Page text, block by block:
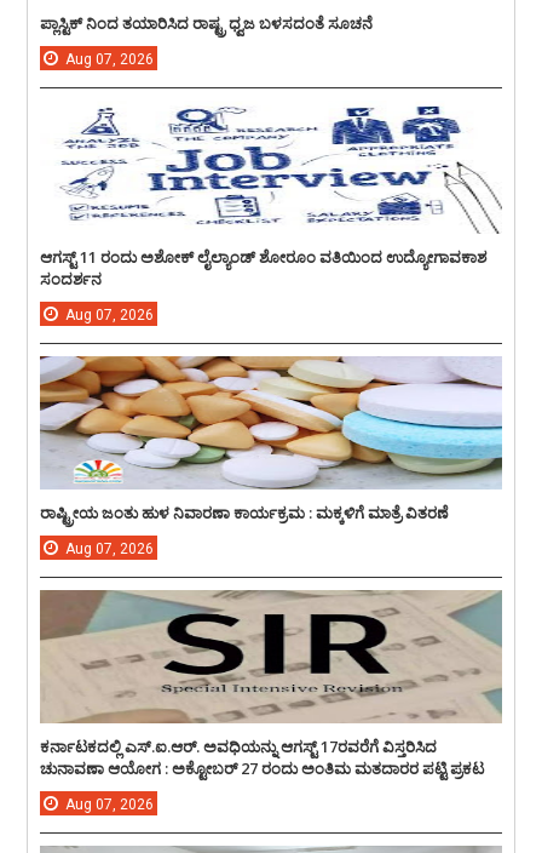
ಪ್ಲಾಸ್ಟಿಕ್ ನಿಂದ ತಯಾರಿಸಿದ ರಾಷ್ಟ್ರ ಧ್ವಜ ಬಳಸದಂತೆ ಸೂಚನೆ
Aug 07, 2026
ಆಗಸ್ಟ್ 11 ರಂದು ಅಶೋಕ್ ಲೈಲ್ಯಾಂಡ್ ಶೋರೂಂ ವತಿಯಿಂದ ಉದ್ಯೋಗಾವಕಾಶ
ಸಂದರ್ಶನ
Aug 07, 2026
ರಾಷ್ಟ್ರೀಯ ಜಂತು ಹುಳ ನಿವಾರಣಾ ಕಾರ್ಯಕ್ರಮ : ಮಕ್ಕಳಿಗೆ ಮಾತ್ರೆ ವಿತರಣೆ
Aug 07, 2026
ಕರ್ನಾಟಕದಲ್ಲಿ ಎಸ್.ಐ.ಆರ್. ಅವಧಿಯನ್ನು ಆಗಸ್ಟ್ 17ರವರೆಗೆ ವಿಸ್ತರಿಸಿದ
ಚುನಾವಣಾ ಆಯೋಗ : ಅಕ್ಟೋಬರ್ 27 ರಂದು ಅಂತಿಮ ಮತದಾರರ ಪಟ್ಟಿ ಪ್ರಕಟ
Aug 07, 2026